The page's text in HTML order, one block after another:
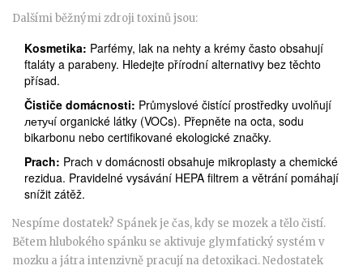
Dalšími běžnými zdroji toxinů jsou:
Kosmetika: Parfémy, lak na nehty a krémy často obsahují
ftaláty a parabeny. Hledejte přírodní alternativy bez těchto
přísad.
Čističe domácnosti: Průmyslové čistící prostředky uvolňují
летучí organické látky (VOCs). Přepněte na octa, sodu
bikarbonu nebo certifikované ekologické značky.
Prach: Prach v domácnosti obsahuje mikroplasty a chemické
rezidua. Pravidelné vysávání HEPA filtrem a větrání pomáhají
snížit zátěž.
Nespíme dostatek? Spánek je čas, kdy se mozek a tělo čistí.
Bětem hlubokého spánku se aktivuje glymfatický systém v
mozku a játra intenzivně pracují na detoxikaci. Nedostatek